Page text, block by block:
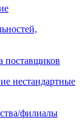
поставщиков
нестандартные
филиалы